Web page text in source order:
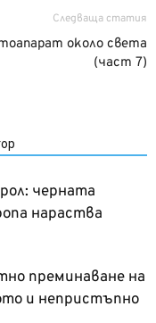
Следваща статия
около света
(част 7)
черната
нараства
преминаване на
и непристъпно